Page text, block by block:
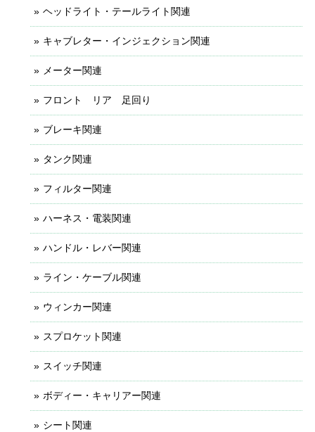
ヘッドライト・テールライト関連
キャブレター・インジェクション関連
メーター関連
フロント リア 足回り
ブレーキ関連
タンク関連
フィルター関連
ハーネス・電装関連
ハンドル・レバー関連
ライン・ケーブル関連
ウィンカー関連
スプロケット関連
スイッチ関連
ボディー・キャリアー関連
シート関連